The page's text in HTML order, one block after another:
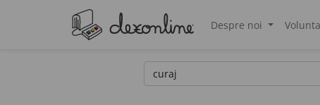
Despre noi